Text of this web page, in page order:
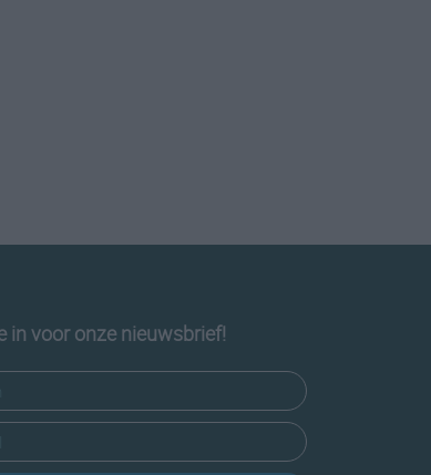
in voor onze nieuwsbrief!